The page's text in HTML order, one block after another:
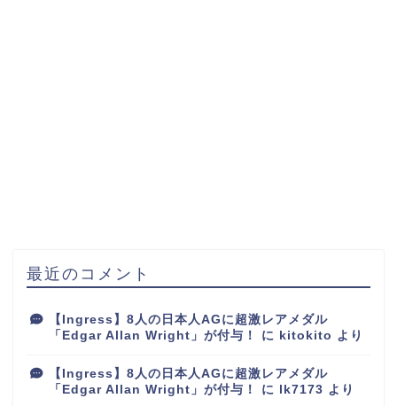
最近のコメント
【Ingress】8人の日本人AGに超激レアメダル
「Edgar Allan Wright」が付与！
に kitokito より
【Ingress】8人の日本人AGに超激レアメダル
「Edgar Allan Wright」が付与！
に lk7173 より